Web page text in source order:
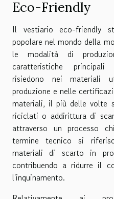
Eco-Friendly
Il vestiario eco-friendly
popolare nel mondo della
le modalità di
caratteristiche
risiedono nei materiali
produzione e nelle
materiali, il più delle volte
riciclati o addirittura di
attraverso un processo
termine tecnico si
materiali di scarto in
contribuendo a ridurre il
l'inquinamento.